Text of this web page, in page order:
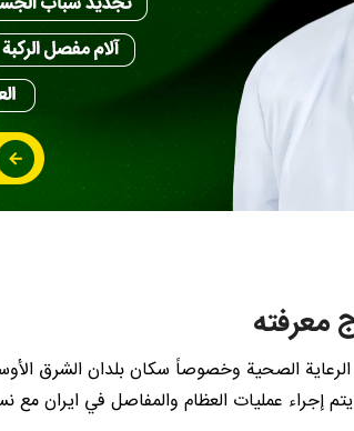
معرفته
الصحية وخصوصاً سكان بلدان الشرق
إجراء عمليات العظام والمفاصل في ايران